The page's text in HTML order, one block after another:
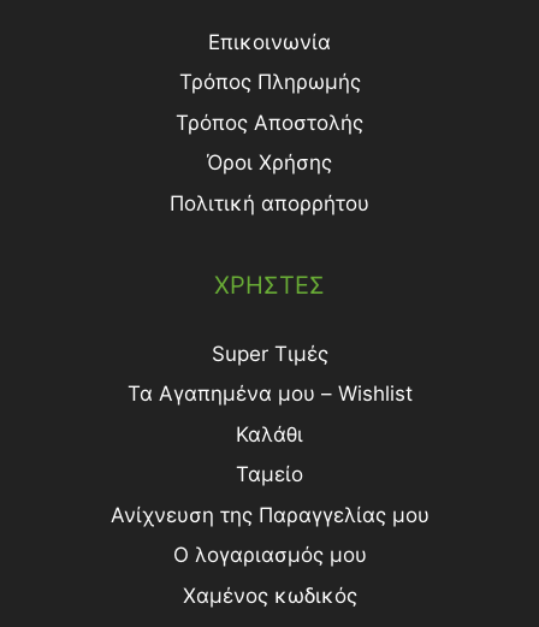
Επικοινωνία
Τρόπος Πληρωμής
Τρόπος Aποστολής
Όροι Χρήσης
Πολιτική απορρήτου
ΧΡΗΣΤΕΣ
Super Τιμές
Τα Αγαπημένα μου – Wishlist
Καλάθι
Ταμείο
Ανίχνευση της Παραγγελίας μου
Ο λογαριασμός μου
Χαμένος κωδικός